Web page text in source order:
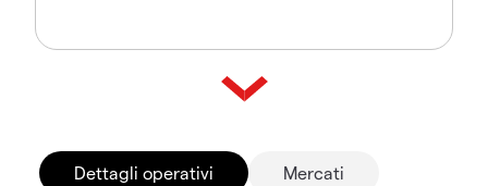
Dettagli operativi Mercati